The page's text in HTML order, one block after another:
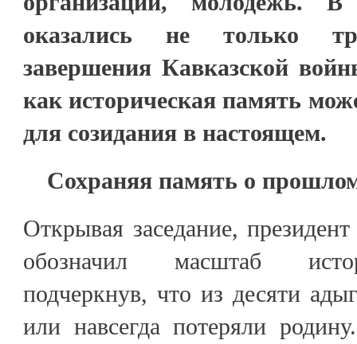
оказались не только
завершения Кавказской
как историческая память
для созидания в настоящем.
Сохраняя память о
Открывая заседание,
обозначил масштаб
подчеркнув, что из десяти
или навсегда потеряли